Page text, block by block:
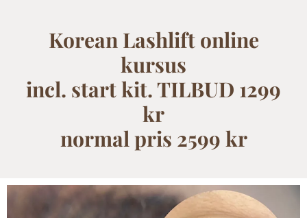
Korean Lashlift online
kursus
incl. start kit. TILBUD 1299
kr
normal pris 2599 kr